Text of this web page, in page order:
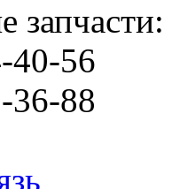
запчасти:
40-56
36-88